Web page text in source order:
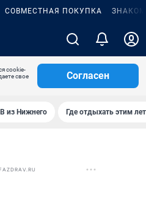
СОВМЕСТНАЯ ПОКУПКА
cookie-
свое
Согласен
из Нижнего Где отдыхать этим